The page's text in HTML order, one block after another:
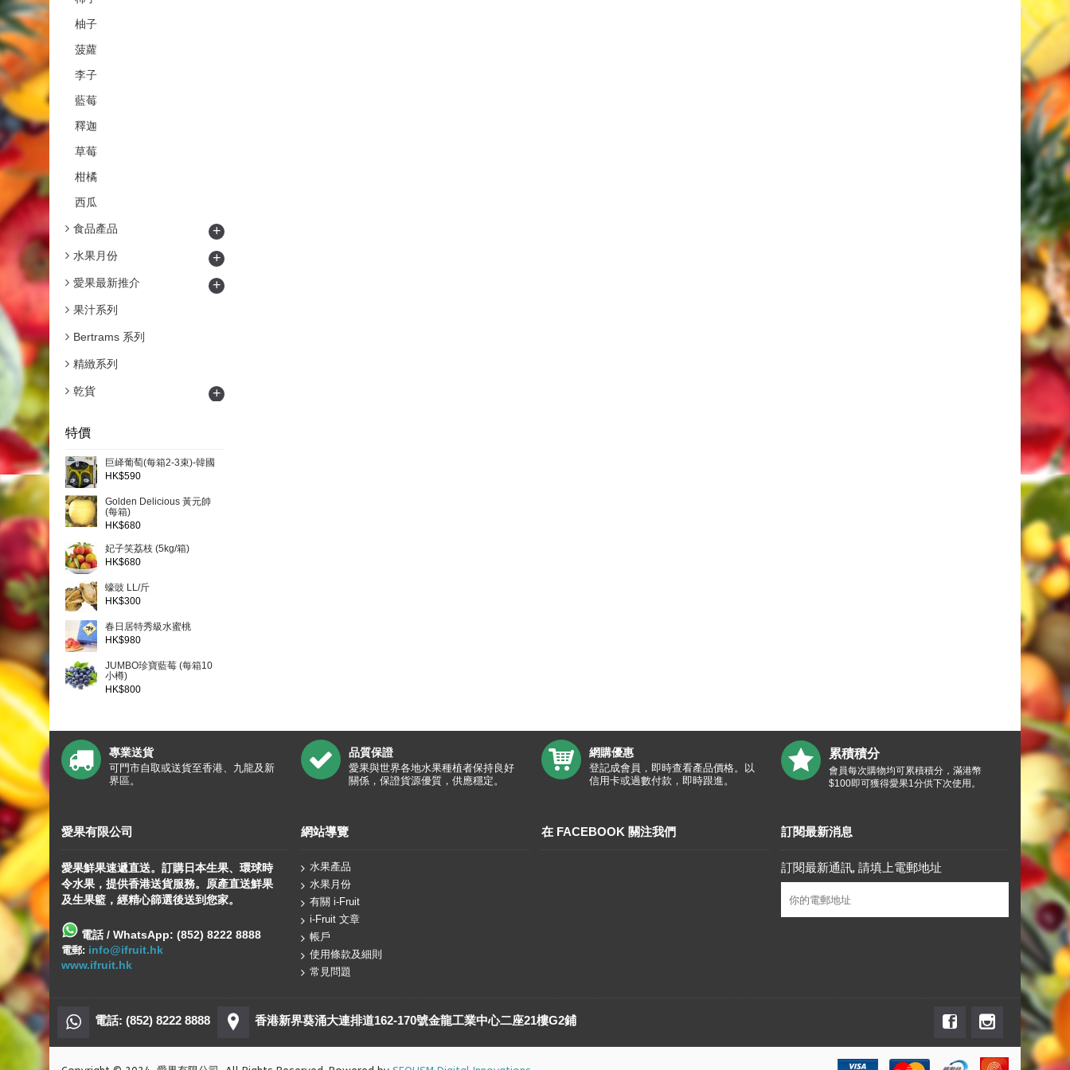
柚子
菠蘿
李子
藍莓
釋迦
草莓
柑橘
西瓜
食品產品 +
水果月份 +
愛果最新推介 +
果汁系列
Bertrams 系列
精緻系列
乾貨 +
特價
巨峄葡萄(每箱2-3束)-韓國
HK$590
Golden Delicious 黃元帥
(每箱)
HK$680
妃子笑荔枝 (5kg/箱)
HK$680
蠔豉 LL/斤
HK$300
春日居特秀級水蜜桃
HK$980
JUMBO珍寶藍莓 (每箱10
小樽)
HK$800
專業送貨
可門市自取或送貨至香港、九龍及新
界區。
品質保證
愛果與世界各地水果種植者保持良好
關係，保證貨源優質，供應穩定。
網購優惠
登記成會員，即時查看產品價格。以
信用卡或過數付款，即時跟進。
累積積分
會員每次購物均可累積積分，滿港幣
$100即可獲得愛果1分供下次使用。
愛果有限公司
愛果鮮果速遞直送。訂購日本生果、 環球時
令水果，提供香港送貨服務。原產直送鮮果
及生果籃，經精心篩選後送到您家。
電話 / WhatsApp: (852) 8222 8888
電郵: info@ifruit.hk
www.ifruit.hk
網站導覽
水果產品
水果月份
有關 i-Fruit
i-Fruit 文章
帳戶
使用條款及細則
常見問題
在 FACEBOOK 關注我們 訂閱最新消息
訂閱最新通訊, 請填上電郵地址
電話: (852) 8222 8888 香港新界葵涌大連排道162-170號金龍工業中心二座21樓G2鋪